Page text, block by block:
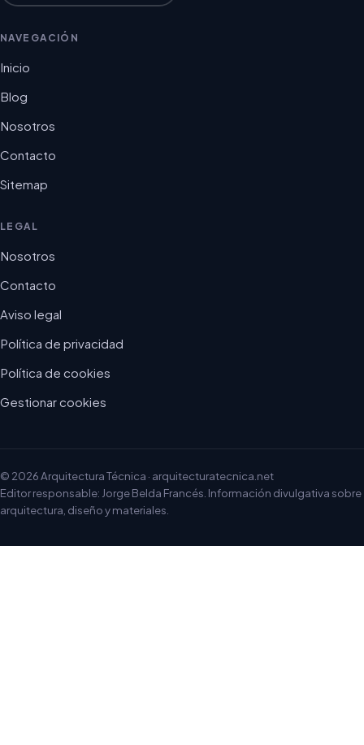
NAVEGACIÓN
Inicio
Blog
Nosotros
Contacto
Sitemap
LEGAL
Nosotros
Contacto
Aviso legal
Política de privacidad
Política de cookies
Gestionar cookies
© 2026 Arquitectura Técnica · arquitecturatecnica.net
Editor responsable: Jorge Belda Francés. Información divulgativa sobre
arquitectura, diseño y materiales.